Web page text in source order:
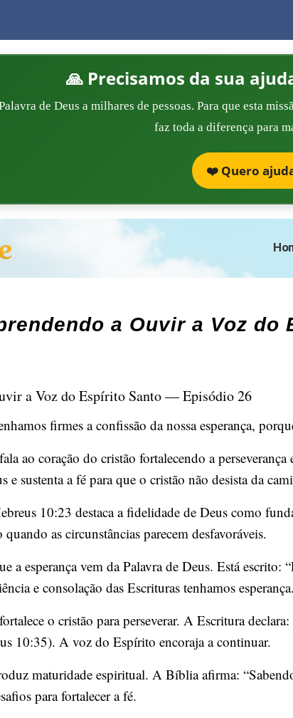
🙏 Precisamos da sua
de Deus a milhares de pessoas. Para que esta
faz toda a diferença para
❤️ Quero
a Ouvir a Voz
a Voz do Espírito Santo — Episódio 26
firmes a confissão da nossa esperança,
ao coração do cristão fortalecendo a
e sustenta a fé para que o cristão não desista da
10:23 destaca a fidelidade de Deus como
quando as circunstâncias parecem desfavoráveis.
a esperança vem da Palavra de Deus. Está
e consolação das Escrituras tenhamos
o cristão para perseverar. A Escritura
10:35). A voz do Espírito encoraja a continuar.
maturidade espiritual. A Bíblia afirma:
para fortalecer a fé.